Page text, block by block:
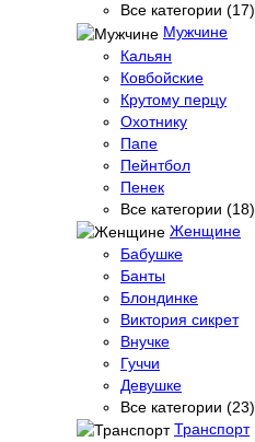
Все категории (17)
Мужчине
Кальян
Ковбойские
Крутому перцу
Охотнику
Папе
Пейнтбол
Пенек
Все категории (18)
Женщине
Бабушке
Банты
Блондинке
Виктория сикрет
Внучке
Гуччи
Девушке
Все категории (23)
Транспорт